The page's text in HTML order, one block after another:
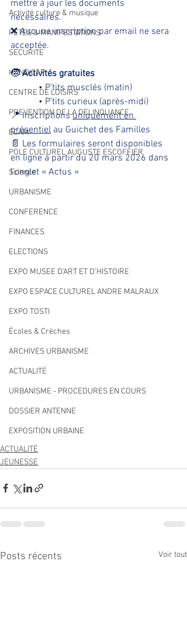
Activité culture & musique
FETES & MANIFESTATIONS
SECURITE
HANDICAP
CENTRE DE LOISIRS
PREVENTION DE LA DELINQUANCE
ECAM
POLE CULTUREL AUGUSTE ESCOFFIER
Science
URBANISME
CONFERENCE
FINANCES
ELECTIONS
EXPO MUSEE D'ART ET D'HISTOIRE
EXPO ESPACE CULTUREL ANDRE MALRAUX
EXPO TOSTI
Écoles & Crèches
ARCHIVES URBANISME
ACTUALITÉ
URBANISME - PROCEDURES EN COURS
DOSSIER ANTENNE
EXPOSITION URBAINE
mettre à jour les documents
nécessaires.
❌ Aucune inscription par email ne sera
acceptée.
🧒 Activités gratuites
• P’tits musclés (matin)
• P’tits curieux (après-midi)
📍 Inscriptions uniquement en
présentiel au Guichet des Familles
📄 Les formulaires seront disponibles
en ligne à partir du 20 mars 2026 dans
l’onglet « Actus »
ACTUALITÉ
JEUNESSE
Posts récents Voir tout